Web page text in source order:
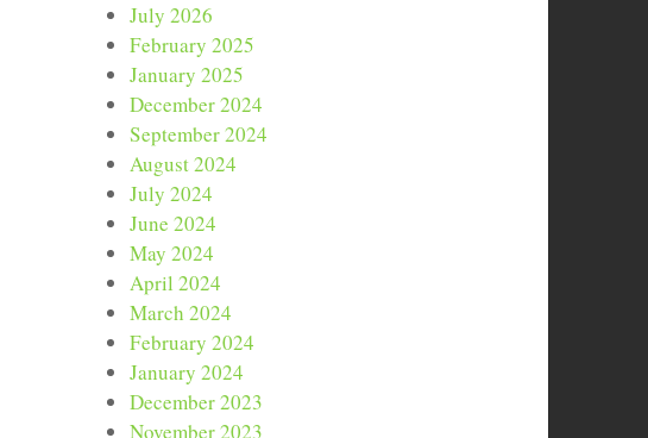
July 2026
February 2025
January 2025
December 2024
September 2024
August 2024
July 2024
June 2024
May 2024
April 2024
March 2024
February 2024
January 2024
December 2023
November 2023